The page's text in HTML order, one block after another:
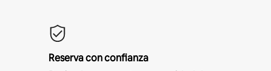
Reserva con confianza